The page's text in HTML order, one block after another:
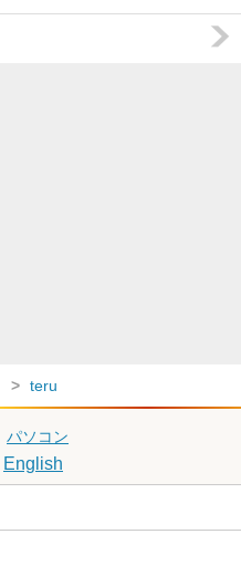
teru
パソコン
English